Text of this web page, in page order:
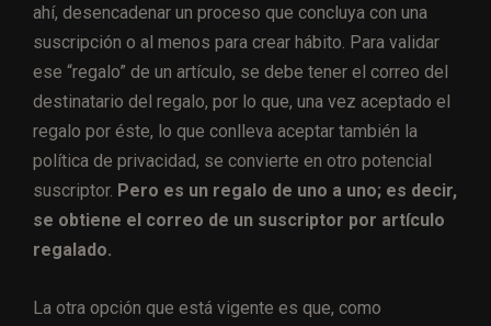
ahí, desencadenar un proceso que concluya con una
suscripción o al menos para crear hábito. Para validar
ese “regalo” de un artículo, se debe tener el correo del
destinatario del regalo, por lo que, una vez aceptado el
regalo por éste, lo que conlleva aceptar también la
política de privacidad, se convierte en otro potencial
suscriptor. Pero es un regalo de uno a uno; es decir,
se obtiene el correo de un suscriptor por artículo
regalado.
La otra opción que está vigente es que, como